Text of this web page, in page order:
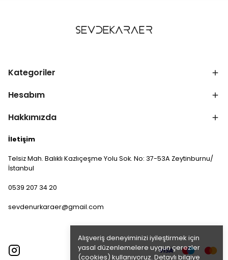
Alışveriş deneyiminizi iyileştirmek için
yasal düzenlemelere uygun çerezler
(cookies) kullanıyoruz. Detaylı bilgiye
Kategoriler
Hesabım
Hakkımızda
İletişim
Telsiz Mah. Balıklı Kazlıçeşme Yolu Sok. No: 37-53A Zeytinburnu/
İstanbul
0539 207 34 20
sevdenurkaraer@gmail.com